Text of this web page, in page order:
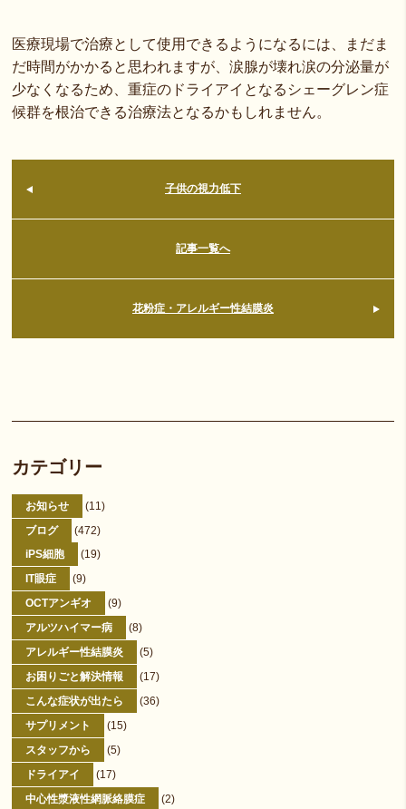
医療現場で治療として使用できるようになるには、まだま
だ時間がかかると思われますが、涙腺が壊れ涙の分泌量が
少なくなるため、重症のドライアイとなるシェーグレン症
候群を根治できる治療法となるかもしれません。
子供の視力低下
記事一覧へ
花粉症・アレルギー性結膜炎
カテゴリー
お知らせ
(11)
ブログ
(472)
iPS細胞
(19)
IT眼症
(9)
OCTアンギオ
(9)
アルツハイマー病
(8)
アレルギー性結膜炎
(5)
お困りごと解決情報
(17)
こんな症状が出たら
(36)
サプリメント
(15)
スタッフから
(5)
ドライアイ
(17)
中心性漿液性網脈絡膜症
(2)